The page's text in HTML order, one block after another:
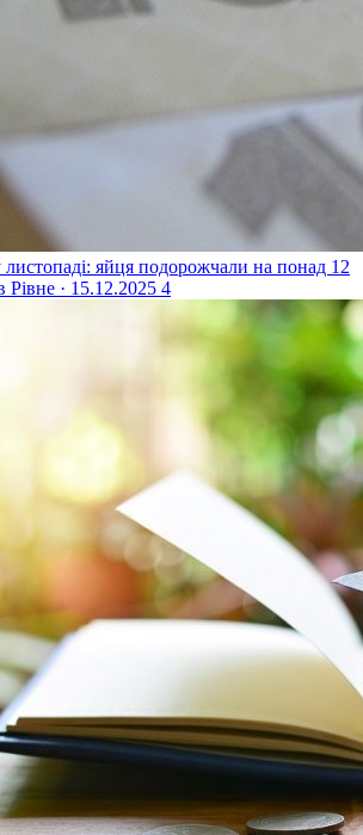
листопаді: яйця подорожчали на понад 12
Рівне · 15.12.2025 4